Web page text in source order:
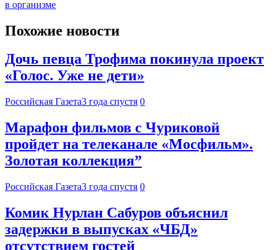
в организме
Похожие новости
Дочь певца Трофима покинула проект
«Голос. Уже не дети»
Российская Газета3 года спустя 0
Марафон фильмов с Чуриковой
пройдет на телеканале «Мосфильм».
Золотая коллекция”
Российская Газета3 года спустя 0
Комик Нурлан Сабуров объяснил
задержки в выпусках «ЧБД»
отсутствием гостей